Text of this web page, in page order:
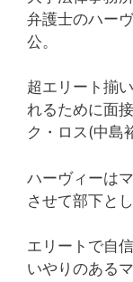
弁護士のハー
公。
超エリート揃
れるために面
ク・ロス(中島
ハーヴィーは
させて部下とし
エリートで自
いやりのある